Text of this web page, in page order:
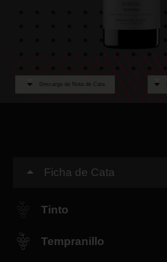
Descarga de Nota de Cata
Ficha de Cata
Tinto
Tempranillo